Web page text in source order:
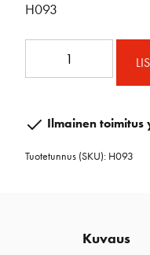
H093
määräIlmainen
Tuotetunnus (SKU): H093
Kuvaus